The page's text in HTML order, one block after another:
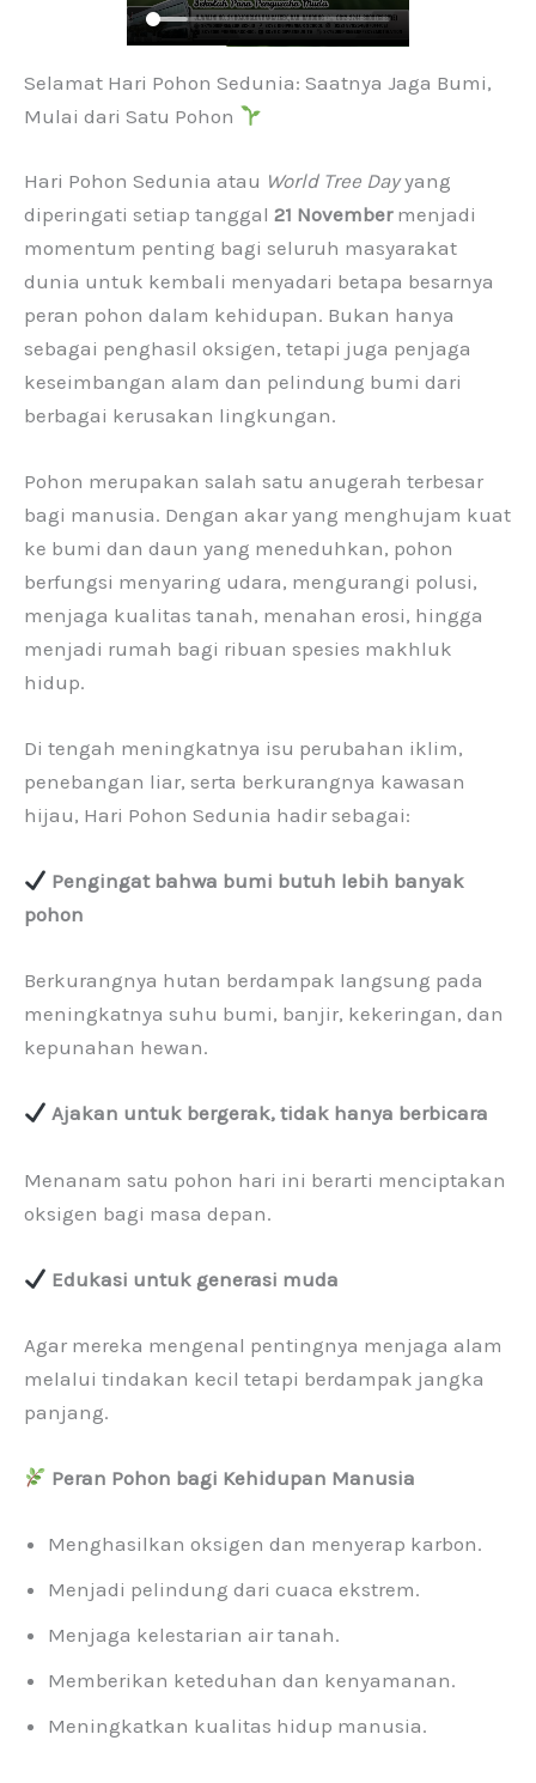
Selamat Hari Pohon Sedunia: Saatnya Jaga Bumi,
Mulai dari Satu Pohon
Hari Pohon Sedunia atau World Tree Dayyang
diperingati setiap tanggal 21 Novembermenjadi
momentum penting bagi seluruh masyarakat
dunia untuk kembali menyadari betapa besarnya
peran pohon dalam kehidupan. Bukan hanya
sebagai penghasil oksigen, tetapi juga penjaga
keseimbangan alam dan pelindung bumi dari
berbagai kerusakan lingkungan.
Pohon merupakan salah satu anugerah terbesar
bagi manusia. Dengan akar yang menghujam kuat
ke bumi dan daun yang meneduhkan, pohon
berfungsi menyaring udara, mengurangi polusi,
menjaga kualitas tanah, menahan erosi, hingga
menjadi rumah bagi ribuan spesies makhluk
hidup.
Di tengah meningkatnya isu perubahan iklim,
penebangan liar, serta berkurangnya kawasan
hijau, Hari Pohon Sedunia hadir sebagai:
Pengingat bahwa bumi butuh lebih banyak
pohon
Berkurangnya hutan berdampak langsung pada
meningkatnya suhu bumi, banjir, kekeringan, dan
kepunahan hewan.
Ajakan untuk bergerak, tidak hanya berbicara
Menanam satu pohon hari ini berarti menciptakan
oksigen bagi masa depan.
Edukasi untuk generasi muda
Agar mereka mengenal pentingnya menjaga alam
melalui tindakan kecil tetapi berdampak jangka
panjang.
Peran Pohon bagi Kehidupan Manusia
Menghasilkan oksigen dan menyerap karbon.
Menjadi pelindung dari cuaca ekstrem.
Menjaga kelestarian air tanah.
Memberikan keteduhan dan kenyamanan.
Meningkatkan kualitas hidup manusia.